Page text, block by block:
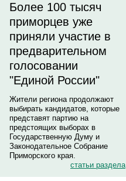
Более 100 тысяч
приморцев уже
приняли участие в
предварительном
голосовании
"Единой России"
Жители региона продолжают
выбирать кандидатов, которые
представят партию на
предстоящих выборах в
Государственную Думу и
Законодательное Собрание
Приморского края.
статьи раздела